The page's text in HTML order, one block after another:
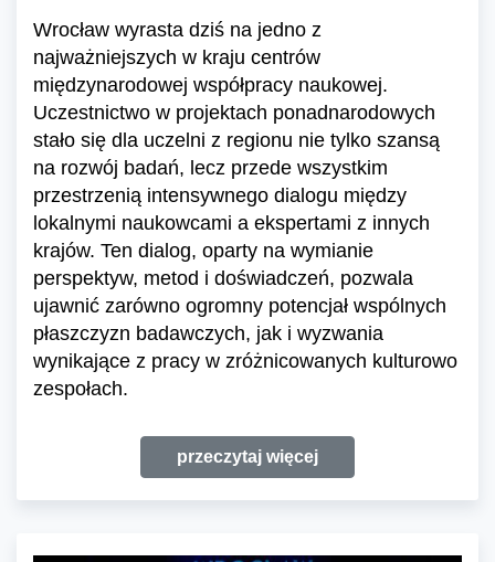
Wrocław wyrasta dziś na jedno z
najważniejszych w kraju centrów
międzynarodowej współpracy naukowej.
Uczestnictwo w projektach ponadnarodowych
stało się dla uczelni z regionu nie tylko szansą
na rozwój badań, lecz przede wszystkim
przestrzenią intensywnego dialogu między
lokalnymi naukowcami a ekspertami z innych
krajów. Ten dialog, oparty na wymianie
perspektyw, metod i doświadczeń, pozwala
ujawnić zarówno ogromny potencjał wspólnych
płaszczyzn badawczych, jak i wyzwania
wynikające z pracy w zróżnicowanych kulturowo
zespołach.
przeczytaj więcej